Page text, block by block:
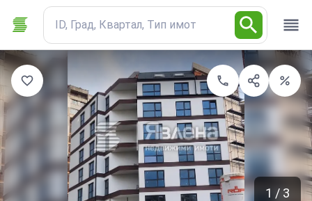
ID, Град, Квартал, Тип имот
1 / 3